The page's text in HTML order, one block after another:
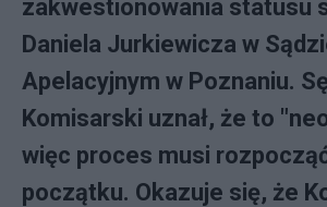
zakwestionowania statusu
Daniela Jurkiewicza w
Apelacyjnym w Poznaniu.
Komisarski uznał, że to
więc proces musi
początku. Okazuje się, że